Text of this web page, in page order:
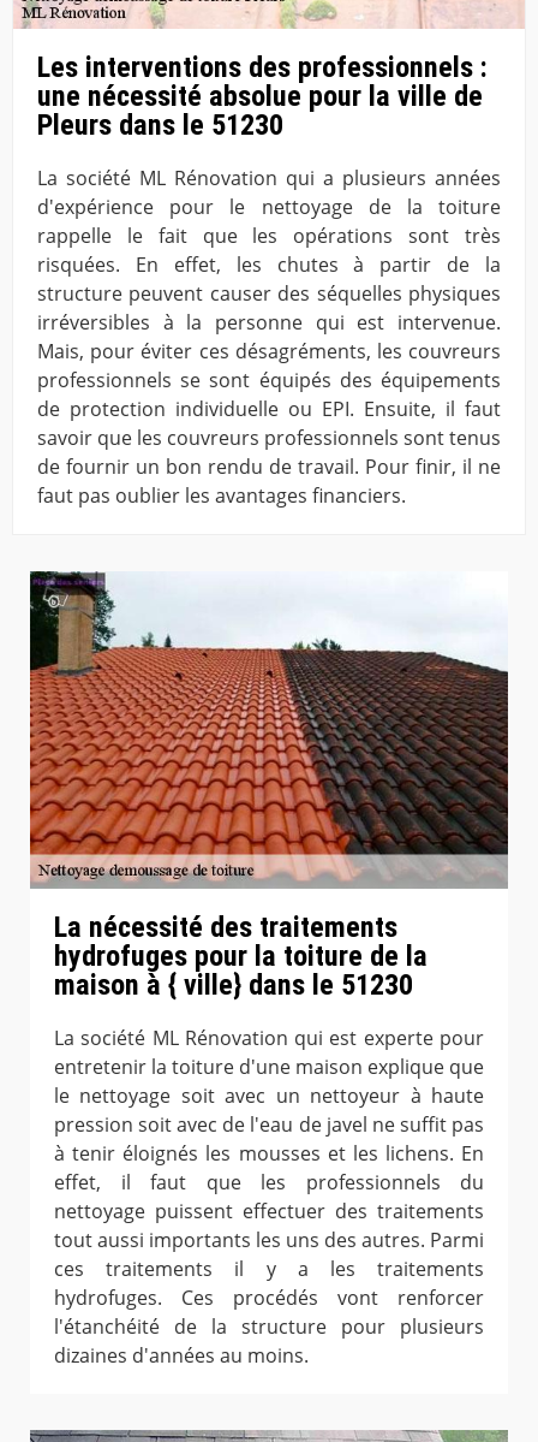
Les interventions des professionnels :
une nécessité absolue pour la ville de
Pleurs dans le 51230
La société ML Rénovation qui a plusieurs années
d'expérience pour le nettoyage de la toiture
rappelle le fait que les opérations sont très
risquées. En effet, les chutes à partir de la
structure peuvent causer des séquelles physiques
irréversibles à la personne qui est intervenue.
Mais, pour éviter ces désagréments, les couvreurs
professionnels se sont équipés des équipements
de protection individuelle ou EPI. Ensuite, il faut
savoir que les couvreurs professionnels sont tenus
de fournir un bon rendu de travail. Pour finir, il ne
faut pas oublier les avantages financiers.
La nécessité des traitements
hydrofuges pour la toiture de la
maison à { ville} dans le 51230
La société ML Rénovation qui est experte pour
entretenir la toiture d'une maison explique que
le nettoyage soit avec un nettoyeur à haute
pression soit avec de l'eau de javel ne suffit pas
à tenir éloignés les mousses et les lichens. En
effet, il faut que les professionnels du
nettoyage puissent effectuer des traitements
tout aussi importants les uns des autres. Parmi
ces traitements il y a les traitements
hydrofuges. Ces procédés vont renforcer
l'étanchéité de la structure pour plusieurs
dizaines d'années au moins.